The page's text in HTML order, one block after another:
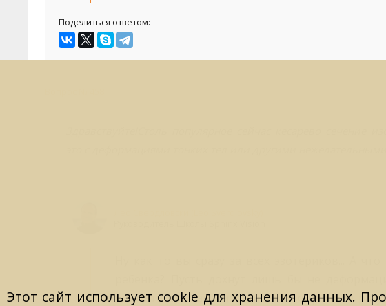
Поделиться ответом:
поймете что сама постановка вопроса не
Этот сайт использует cookie для хранения данных.